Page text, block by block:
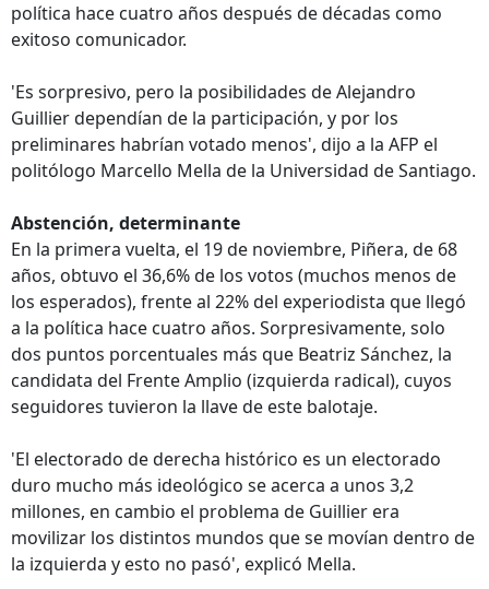
política hace cuatro años después de décadas como
exitoso comunicador.
'Es sorpresivo, pero la posibilidades de Alejandro
Guillier dependían de la participación, y por los
preliminares habrían votado menos', dijo a la AFP el
politólogo Marcello Mella de la Universidad de Santiago.
Abstención, determinante
En la primera vuelta, el 19 de noviembre, Piñera, de 68
años, obtuvo el 36,6% de los votos (muchos menos de
los esperados), frente al 22% del experiodista que llegó
a la política hace cuatro años. Sorpresivamente, solo
dos puntos porcentuales más que Beatriz Sánchez, la
candidata del Frente Amplio (izquierda radical), cuyos
seguidores tuvieron la llave de este balotaje.
'El electorado de derecha histórico es un electorado
duro mucho más ideológico se acerca a unos 3,2
millones, en cambio el problema de Guillier era
movilizar los distintos mundos que se movían dentro de
la izquierda y esto no pasó', explicó Mella.